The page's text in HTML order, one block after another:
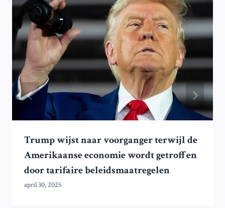
Trump wijst naar voorganger terwijl de
Amerikaanse economie wordt getroffen
door tarifaire beleidsmaatregelen
april 30, 2025